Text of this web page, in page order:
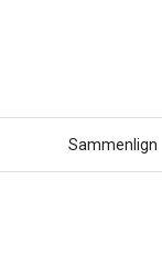
Sammenlign